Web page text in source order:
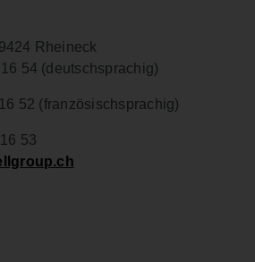
Rheineck
54 (deutschsprachig)
(französischsprachig)
53